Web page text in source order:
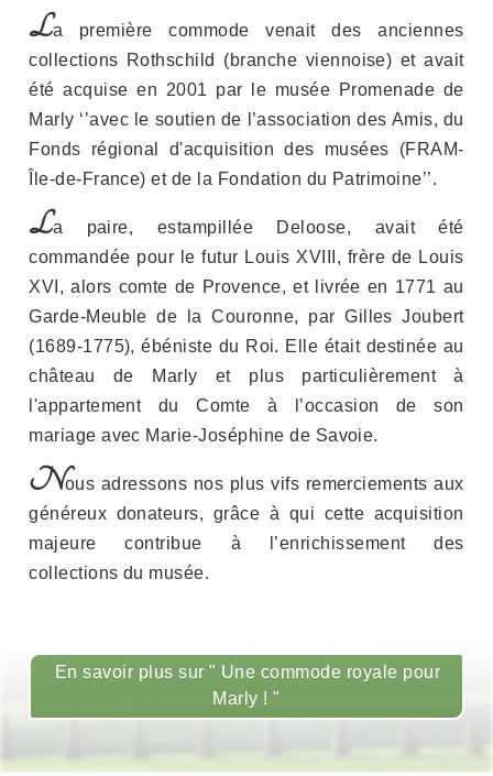
La première commode venait des anciennes
collections Rothschild (branche viennoise) et avait
été acquise en 2001 par le musée Promenade de
Marly ‘’avec le soutien de l’association des Amis, du
Fonds régional d'acquisition des musées (FRAM-
Île-de-France) et de la Fondation du Patrimoine’’.
La paire, estampillée Deloose, avait été
commandée pour le futur Louis XVIII, frère de Louis
XVI, alors comte de Provence, et livrée en 1771 au
Garde-Meuble de la Couronne, par Gilles Joubert
(1689-1775), ébéniste du Roi. Elle était destinée au
château de Marly et plus particulièrement à
l'appartement du Comte à l’occasion de son
mariage avec Marie-Joséphine de Savoie.
Nous adressons nos plus vifs remerciements aux
généreux donateurs, grâce à qui cette acquisition
majeure contribue à l’enrichissement des
collections du musée.
En savoir plus sur " Une commode royale pour
Marly ! "